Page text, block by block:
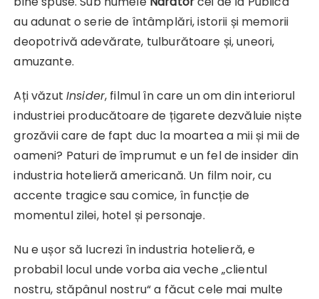
au adunat o serie de întâmplări, istorii și memorii
deopotrivă adevărate, tulburătoare și, uneori,
amuzante.
Ați văzut Insider, filmul în care un om din interiorul
industriei producătoare de țigarete dezvăluie niște
grozăvii care de fapt duc la moartea a mii și mii de
oameni? Paturi de împrumut e un fel de insider din
industria hotelieră americană. Un film noir, cu
accente tragice sau comice, în funcție de
momentul zilei, hotel și personaje.
Nu e ușor să lucrezi în industria hotelieră, e
probabil locul unde vorba aia veche „clientul
nostru, stăpânul nostru“ a făcut cele mai multe